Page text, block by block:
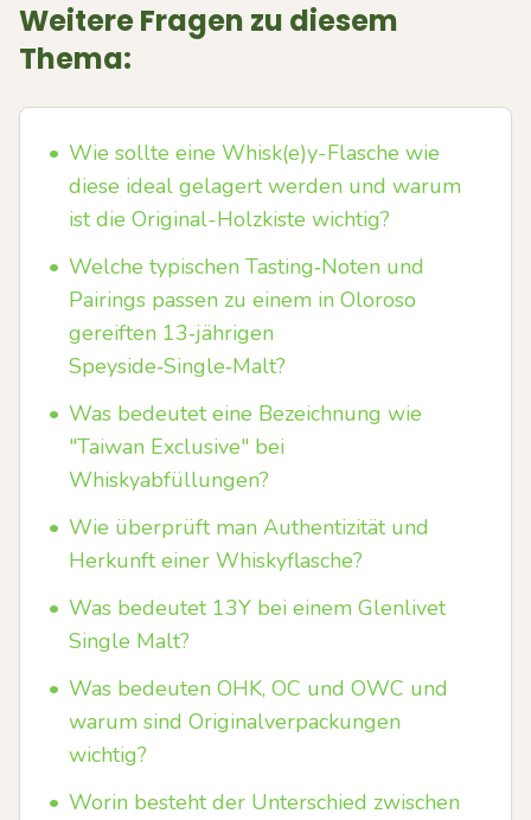
Weitere Fragen zu diesem
Thema:
• Wie sollte eine Whisk(e)y-Flasche wie
diese ideal gelagert werden und warum
ist die Original-Holzkiste wichtig?
• Welche typischen Tasting‑Noten und
Pairings passen zu einem in Oloroso
gereiften 13‑jährigen
Speyside‑Single‑Malt?
• Was bedeutet eine Bezeichnung wie
"Taiwan Exclusive" bei
Whiskyabfüllungen?
• Wie überprüft man Authentizität und
Herkunft einer Whiskyflasche?
• Was bedeutet 13Y bei einem Glenlivet
Single Malt?
• Was bedeuten OHK, OC und OWC und
warum sind Originalverpackungen
wichtig?
• Worin besteht der Unterschied zwischen